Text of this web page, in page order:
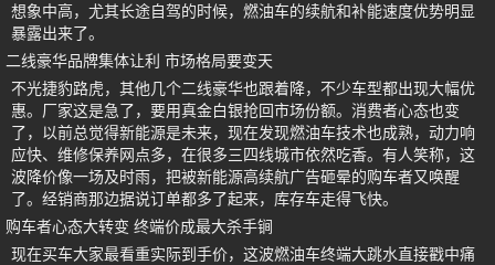
想象中高，尤其长途自驾的时候，燃油车的续航和补能速度优势明显
暴露出来了。
二线豪华品牌集体让利 市场格局要变天
不光捷豹路虎，其他几个二线豪华也跟着降，不少车型都出现大幅优
惠。厂家这是急了，要用真金白银抢回市场份额。消费者心态也变
了，以前总觉得新能源是未来，现在发现燃油车技术也成熟，动力响
应快、维修保养网点多，在很多三四线城市依然吃香。有人笑称，这
波降价像一场及时雨，把被新能源高续航广告砸晕的购车者又唤醒
了。经销商那边据说订单都多了起来，库存车走得飞快。
购车者心态大转变 终端价成最大杀手锏
现在买车大家最看重实际到手价，这波燃油车终端大跳水直接戳中痛